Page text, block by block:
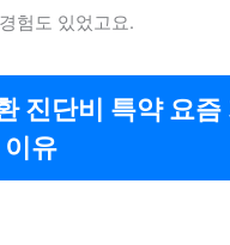
험도 있었고요.
진단비 특약 요즘
유